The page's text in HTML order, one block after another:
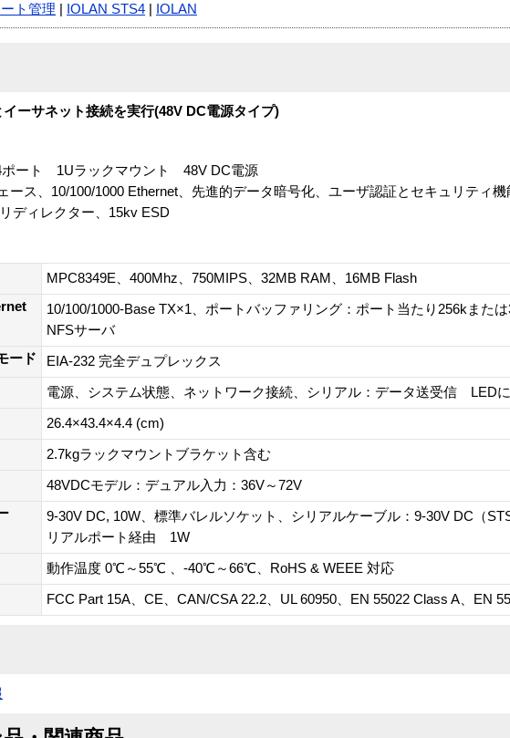
ト管理 IOLAN STS4 IOLAN
ーサネット接続を実行(48V DC電源タイプ)
ート 1Uラックマウント 48V DC電源
ース、10/100/1000 Ethernet、先進的データ暗号化、ユーザ認証とセキュリティ機
ディレクター、15kv ESD
MPC8349E、400Mhz、750MIPS、32MB RAM、16MB Flash
10/100/1000-Base TX×1、ポートバッファリング：ポート当たり256kまた
NFSサーバ
ード
EIA-232 完全デュプレックス
電源、システム状態、ネットワーク接続、シリアル：データ送受信 LED
26.4×43.4×4.4 (cm)
2.7kgラックマウントブラケット含む
48VDCモデル：デュアル入力：36V～72V
9-30V DC, 10W、標準バレルソケット、シリアルケーブル：9-30V DC（
リアルポート経由 1W
動作温度 0℃～55℃ 、-40℃～66℃、RoHS & WEEE 対応
FCC Part 15A、CE、CAN/CSA 22.2、UL 60950、EN 55022 Class A、EN